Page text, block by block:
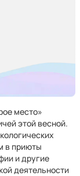
место»
этой весной.
в приюты
и другие
деятельности